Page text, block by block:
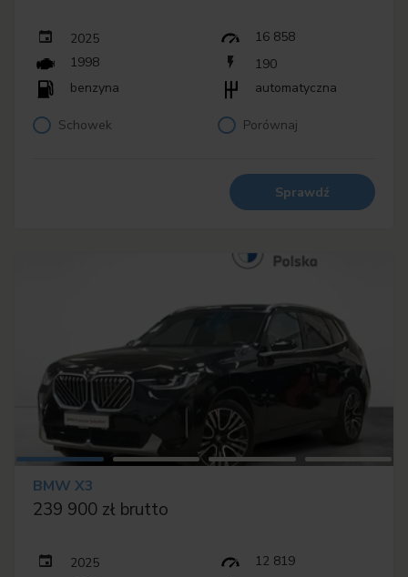
2025
16 858
1998
190
benzyna
automatyczna
Schowek Porównaj
Sprawdź
BMW X3
239 900 zł brutto
2025
12 819